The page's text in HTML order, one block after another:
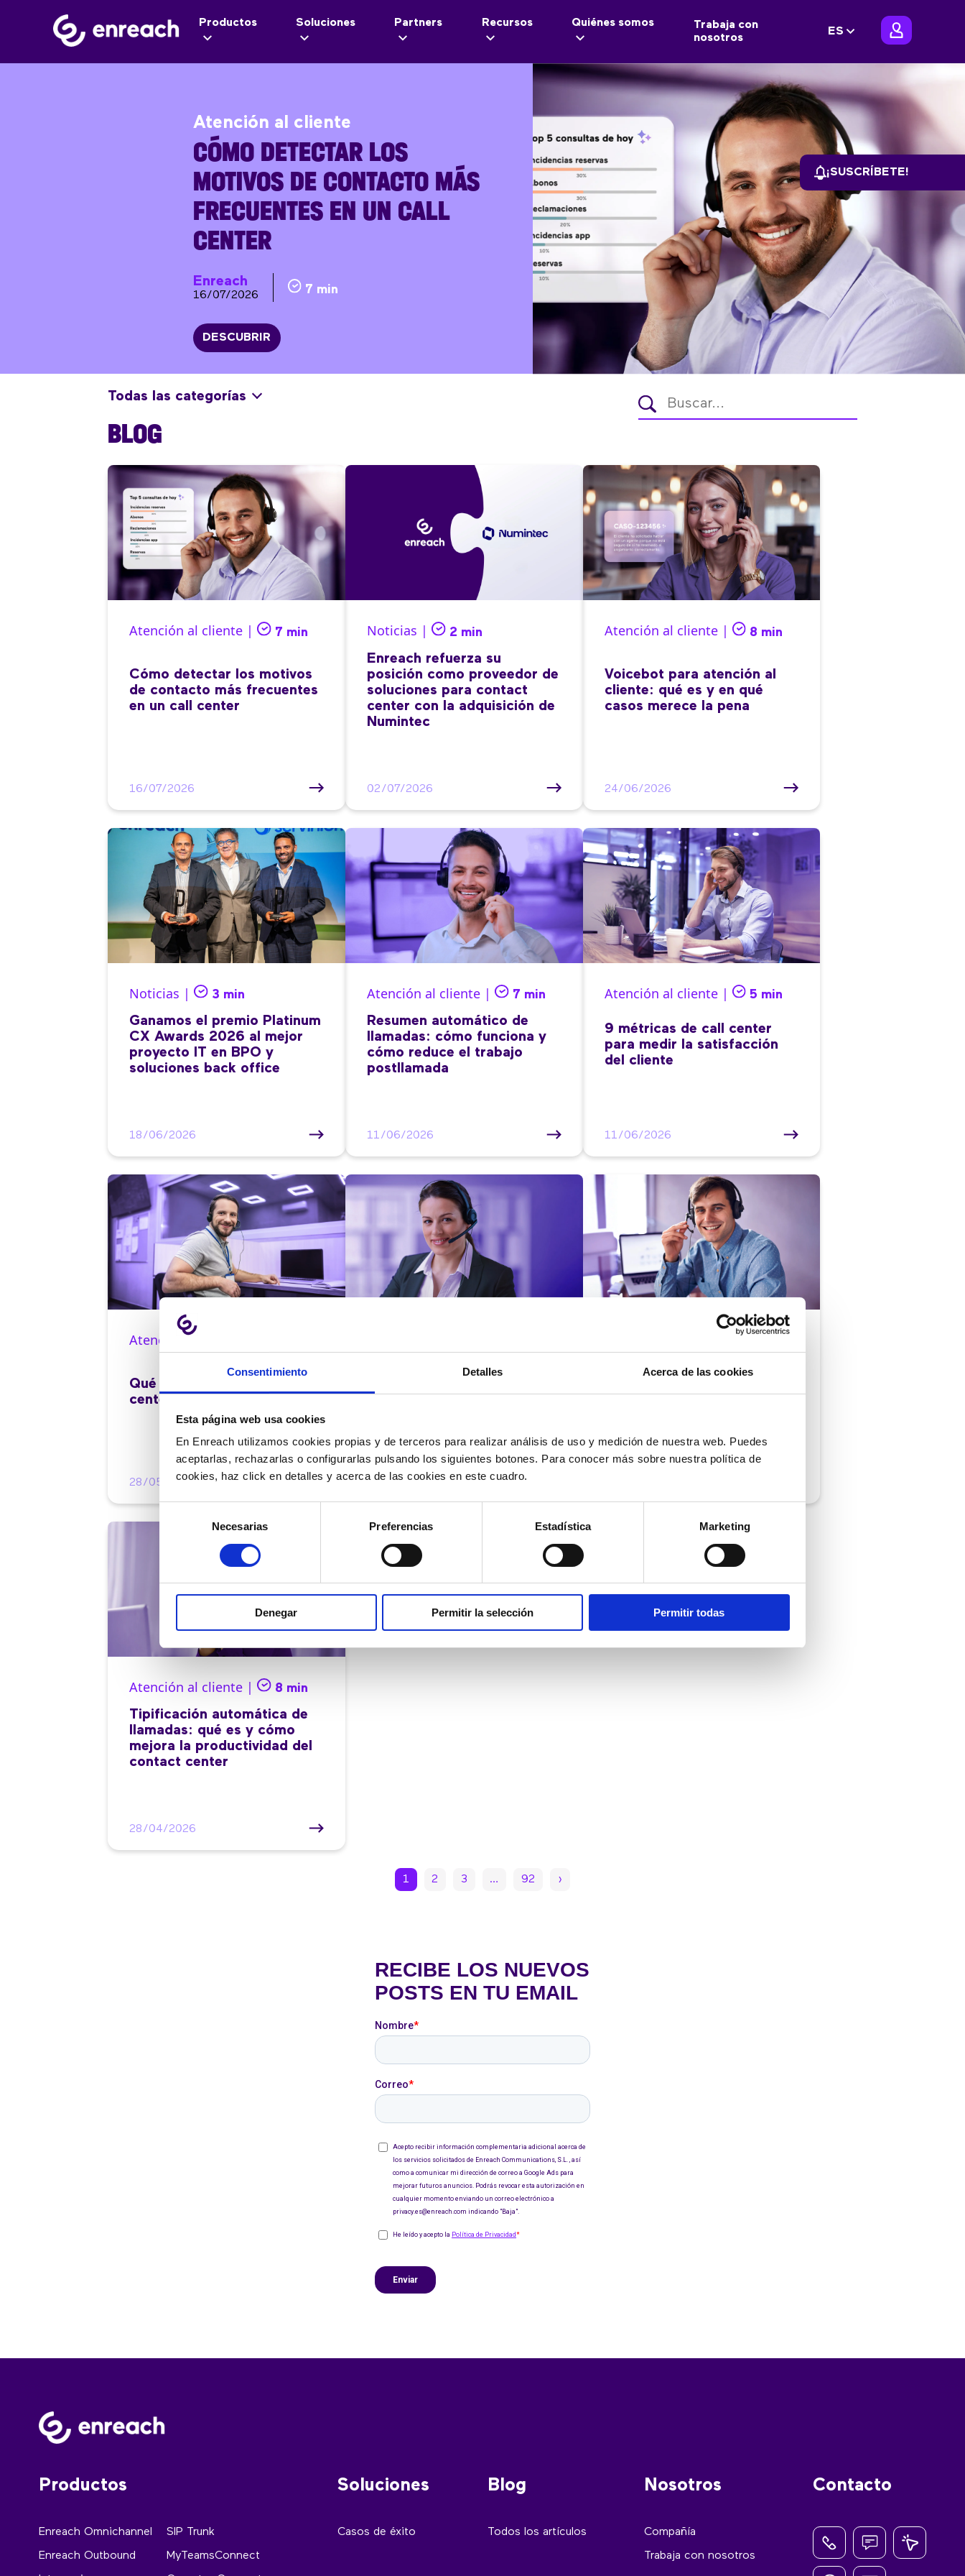
Consentimiento Detalles Acerca de las cookies
Esta página web usa cookies
En Enreach utilizamos cookies propias y de terceros para realizar análisis de uso y medición de nuestra web. Puedes
aceptarlas, rechazarlas o configurarlas pulsando los siguientes botones. Para conocer más sobre nuestra política de
cookies, haz click en detalles y acerca de las cookies en este cuadro.
consentimiento
Necesarias Preferencias Estadística Marketing
Denegar Permitir la selección Permitir todas
Productos Soluciones Partners Recursos Quiénes somos
Trabaja con
nosotros
ES
Atención al cliente
CÓMO DETECTAR LOS
MOTIVOS DE CONTACTO MÁS
FRECUENTES EN UN CALL
CENTER
Enreach
16/07/2026 7 min
DESCUBRIR
Todas las categorías
BLOG
Atención al cliente | 7 min
Cómo detectar los motivos
de contacto más frecuentes
en un call center
16/07/2026
Noticias | 2 min
Enreach refuerza su
posición como proveedor de
soluciones para contact
center con la adquisición de
Numintec
02/07/2026
Atención al cliente | 8 min
Voicebot para atención al
cliente: qué es y en qué
casos merece la pena
24/06/2026
Noticias | 3 min
Ganamos el premio Platinum
CX Awards 2026 al mejor
proyecto IT en BPO y
soluciones back office
18/06/2026
Atención al cliente | 7 min
Resumen automático de
llamadas: cómo funciona y
cómo reduce el trabajo
postllamada
11/06/2026
Atención al cliente | 5 min
9 métricas de call center
para medir la satisfacción
del cliente
11/06/2026
Atención al cliente |
Qué es el FCR en un contact
center y cómo mejorarlo
28/05/2026
Cómo automatizar la
evaluación de llamadas en
12/05/2026
Cómo comprobar si tu
los tiempos de respuesta
Atención al cliente | 8 min
Tipificación automática de
llamadas: qué es y cómo
mejora la productividad del
contact center
28/04/2026
1 2 3 … 92 ›
¡SUSCRÍBETE!
Productos
Enreach Omnichannel
Enreach Outbound
SIP Trunk
MyTeamsConnect
Soluciones
Casos de éxito
Blog
Todos los artículos
Nosotros
Compañía
Trabaja con nosotros
Contacto